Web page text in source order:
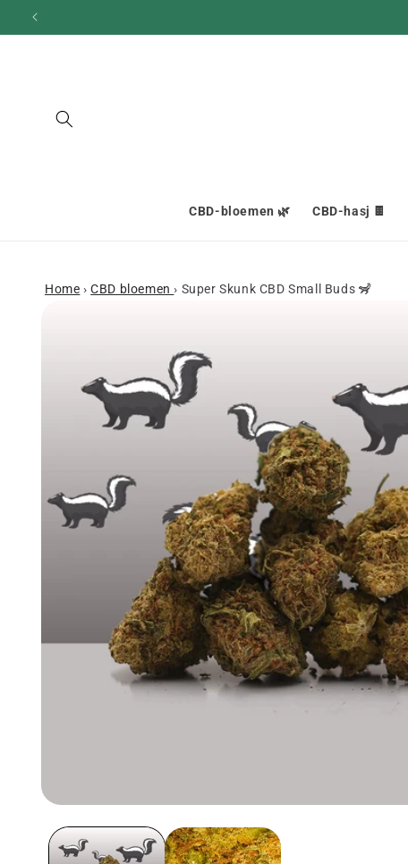
doorgaan
naar
CBD-bloemen 🌿 CBD-hasj 🍫
Home › CBD bloemen› Super Skunk CBD Small Buds 🦨
openen